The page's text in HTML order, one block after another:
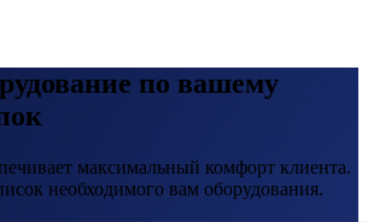
по вашему
максимальный комфорт клиента.
необходимого вам оборудования.